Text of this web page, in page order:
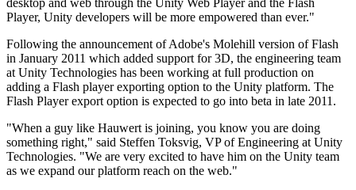
Jogos com multijogador
Simplifique o desenvolvimento de jogos multiplayer
desktop and web through the Unity Web Player and the Flash
Player, Unity developers will be more empowered than ever."
Following the announcement of Adobe's Molehill version of Flash
in January 2011 which added support for 3D, the engineering team
at Unity Technologies has been working at full production on
adding a Flash player exporting option to the Unity platform. The
Flash Player export option is expected to go into beta in late 2011.
"When a guy like Hauwert is joining, you know you are doing
something right," said Steffen Toksvig, VP of Engineering at Unity
Technologies. "We are very excited to have him on the Unity team
as we expand our platform reach on the web."